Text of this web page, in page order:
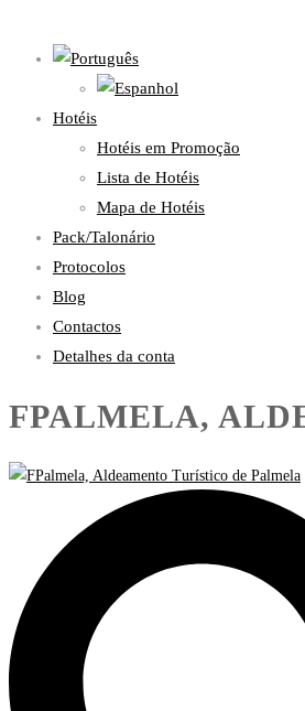
Hotéis
Hotéis em Promoção
Lista de Hotéis
Mapa de Hotéis
Pack/Talonário
Protocolos
Blog
Contactos
Detalhes da conta
FPALMELA,